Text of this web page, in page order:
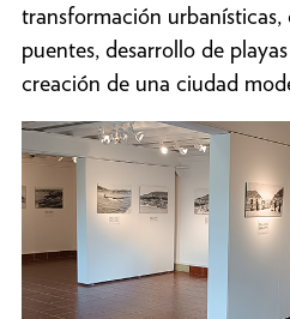
transformación
puentes, desarrollo de
creación de una ciudad